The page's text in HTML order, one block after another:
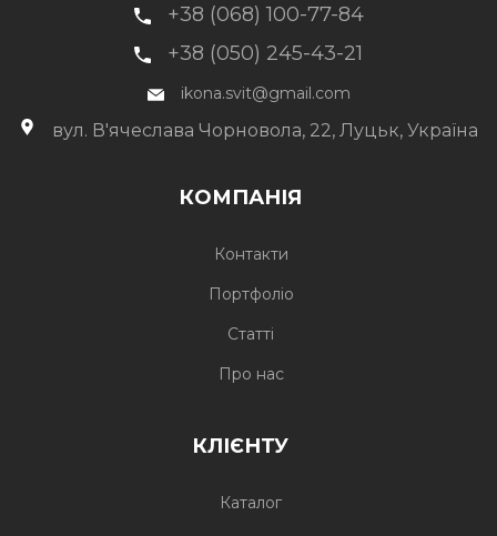
КОМПАНІЯ
Контакти
Портфоліо
Статті
Про нас
КЛІЄНТУ
Каталог
+38 (068) 100-77-84
+38 (050) 245-43-21
ikona.svit@gmail.com
вул. В'ячеслава Чорновола, 22, Луцьк, Україна